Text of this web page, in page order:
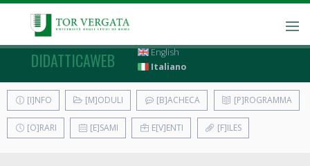
DIDATTICAWEB
English
Italiano
[I]NFO [M]ODULI [B]ACHECA [P]ROGRAMMA
[O]RARI [E]SAMI E[V]ENTI [F]ILES